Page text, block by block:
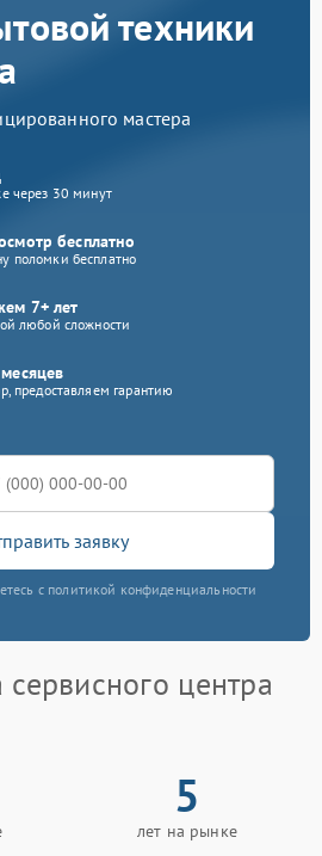
техники
мастера
через 30 минут
бесплатно
поломки бесплатно
7+ лет
любой сложности
предоставляем гарантию
заявку
с политикой конфиденциальности
центра
5
лет на рынке